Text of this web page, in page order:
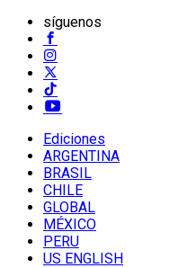
síguenos
Ediciones
ARGENTINA
BRASIL
CHILE
GLOBAL
MÉXICO
PERU
US ENGLISH